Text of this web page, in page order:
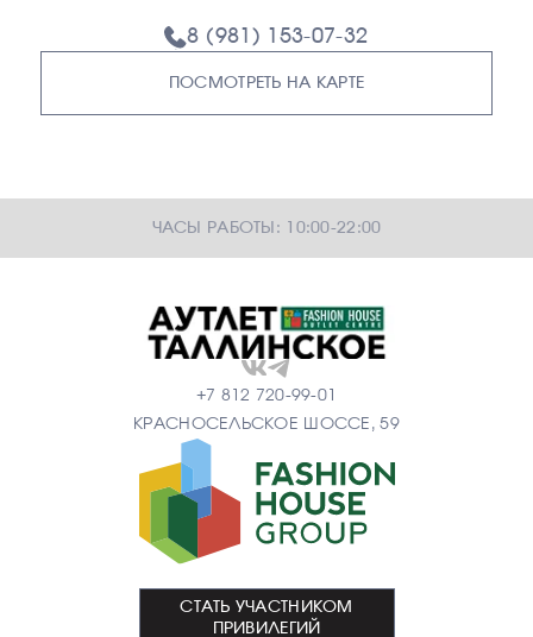
8 (981) 153-07-32
ПОСМОТРЕТЬ НА КАРТЕ
ЧАСЫ РАБОТЫ: 10:00-22:00
+7 812 720-99-01
КРАСНОСЕЛЬСКОЕ ШОССЕ, 59
СТАТЬ УЧАСТНИКОМ
ПРИВИЛЕГИЙ